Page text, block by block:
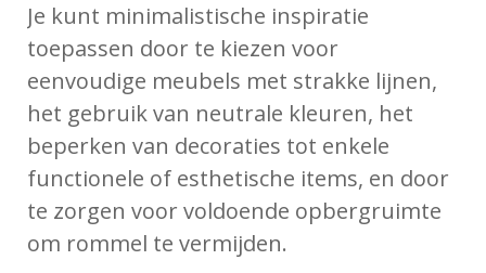
Je kunt minimalistische inspiratie
toepassen door te kiezen voor
eenvoudige meubels met strakke lijnen,
het gebruik van neutrale kleuren, het
beperken van decoraties tot enkele
functionele of esthetische items, en door
te zorgen voor voldoende opbergruimte
om rommel te vermijden.